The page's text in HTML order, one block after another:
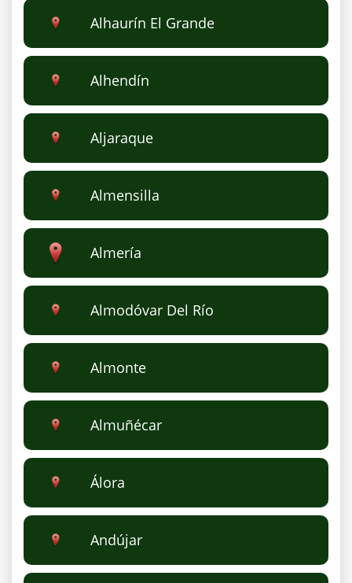
Alhaurín El Grande
Alhendín
Aljaraque
Almensilla
Almería
Almodóvar Del Río
Almonte
Almuñécar
Álora
Andújar